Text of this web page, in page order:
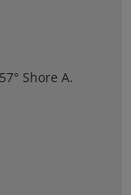
Shore A.